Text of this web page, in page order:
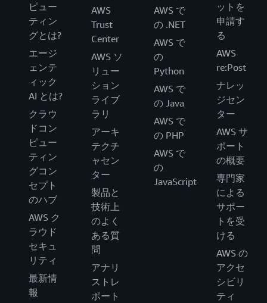
ピュー
ティン
グとは?
エージ
ェンテ
ィック
AI とは?
クラウ
ドコン
ピュー
ティン
グコン
セプト
のハブ
AWS ク
ラウド
セキュ
リティ
最新情
報
AWS
Trust
Center
AWS ソ
リュー
ション
ライブ
ラリ
アーキ
テクチ
ャセン
ター
製品と
技術上
のよく
ある質
問
アナリ
ストレ
ポート
AWS で
の .NET
AWS で
の
Python
AWS で
の Java
AWS で
の PHP
AWS で
の
JavaScript
ットを
申請す
る
AWS
re:Post
ナレッ
ジセン
ター
AWS サ
ポート
の概要
専門家
による
サポー
トを受
ける
AWS の
アクセ
シビリ
ティ